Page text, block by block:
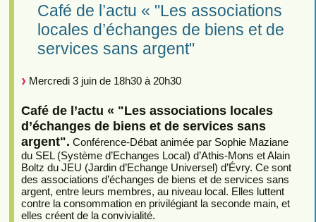
Café de l’actu « "Les associations
locales d’échanges de biens et de
services sans argent"
Mercredi 3 juin de 18h30 à 20h30
Café de l’actu « "Les associations locales
d’échanges de biens et de services sans
argent". Conférence-Débat animée par Sophie Maziane
du SEL (Système d’Echanges Local) d’Athis-Mons et Alain
Boltz du JEU (Jardin d’Echange Universel) d’Évry. Ce sont
des associations d’échanges de biens et de services sans
argent, entre leurs membres, au niveau local. Elles luttent
contre la consommation en privilégiant la seconde main, et
elles créent de la convivialité.